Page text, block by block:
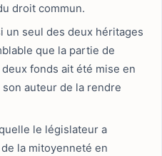
droit commun.
un seul des deux héritages
que la partie de
fonds ait été mise en
auteur de la rendre
le législateur a
la mitoyenneté en